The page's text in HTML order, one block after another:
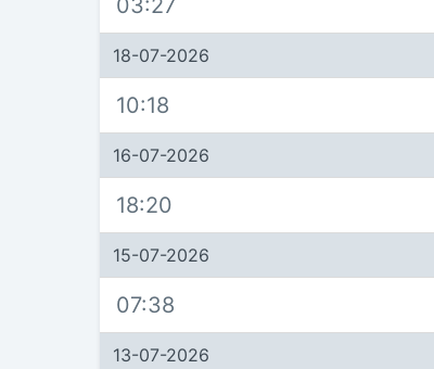
18-07-2026
10:18
16-07-2026
18:20
15-07-2026
07:38
13-07-2026